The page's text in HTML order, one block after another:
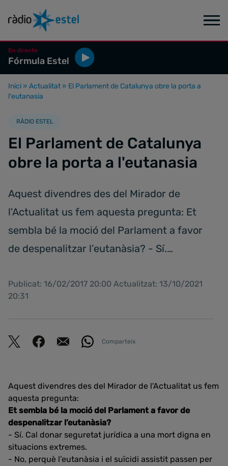
En directe
Fórmula Estel
Inici » Actualitat » El Parlament de Catalunya obre la porta a
l'eutanasia
RÀDIO ESTEL
El Parlament de Catalunya
obre la porta a l'eutanasia
Aquest divendres des del Mirador de
l'Actualitat us fem aquesta pregunta: Et
sembla bé la moció del Parlament a favor
de despenalitzar l’eutanàsia? - Sí.…
Publicat: 16/02/2017 20:00 Actualitzat: 13/10/2021
20:31
Comparteix
Aquest divendres des del Mirador de l'Actualitat us fem
aquesta pregunta:
Et sembla bé la moció del Parlament a favor de
despenalitzar l’eutanàsia?
- Sí. Cal donar seguretat jurídica a una mort digna en
situacions extremes.
- No, perquè l’eutanàsia i el suïcidi assistit passen per